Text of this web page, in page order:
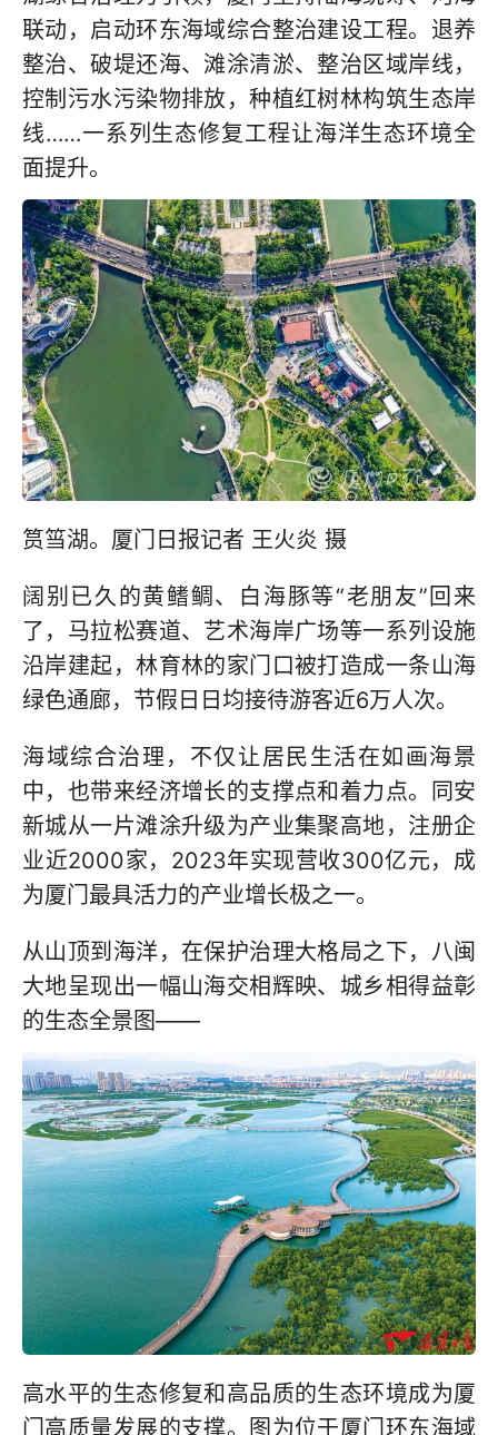
联动，启动环东海域综合整治建设工程。退养
整治、破堤还海、滩涂清淤、整治区域岸线，
控制污水污染物排放，种植红树林构筑生态岸
线……一系列生态修复工程让海洋生态环境全
面提升。
筼筜湖。厦门日报记者 王火炎 摄
阔别已久的黄鳍鲷、白海豚等“老朋友”回来
了，马拉松赛道、艺术海岸广场等一系列设施
沿岸建起，林育林的家门口被打造成一条山海
绿色通廊，节假日日均接待游客近6万人次。
海域综合治理，不仅让居民生活在如画海景
中，也带来经济增长的支撑点和着力点。同安
新城从一片滩涂升级为产业集聚高地，注册企
业近2000家，2023年实现营收300亿元，成
为厦门最具活力的产业增长极之一。
从山顶到海洋，在保护治理大格局之下，八闽
大地呈现出一幅山海交相辉映、城乡相得益彰
的生态全景图——
高水平的生态修复和高品质的生态环境成为厦
门高质量发展的支撑。图为位于厦门环东海域